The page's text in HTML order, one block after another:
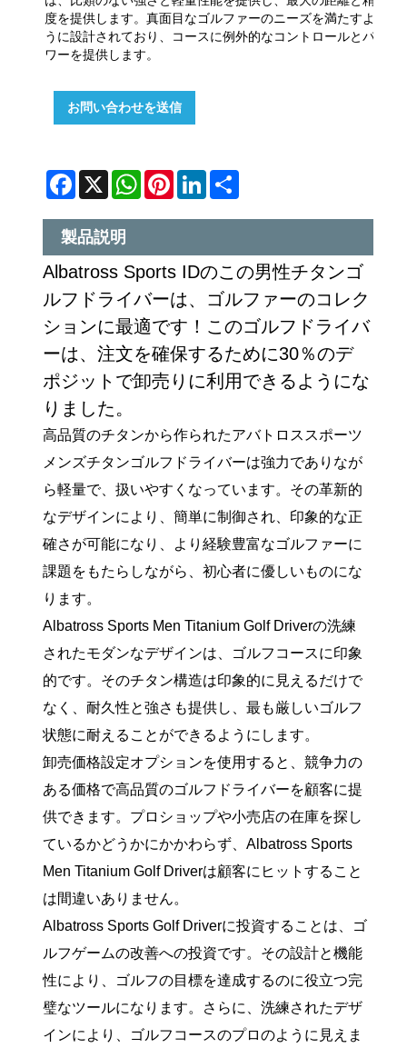
度を提供します。真面目なゴルファーのニーズを満たすよ
うに設計されており、コースに例外的なコントロールとパ
ワーを提供します。
お問い合わせを送信
Facebook
X WhatsApp
Pinterest
LinkedIn
製品説明
Albatross Sports IDのこの男性チタンゴ
ルフドライバーは、ゴルファーのコレク
ションに最適です！このゴルフドライバ
ーは、注文を確保するために30％のデ
ポジットで卸売りに利用できるようにな
りました。
高品質のチタンから作られたアバトロススポーツ
メンズチタンゴルフドライバーは強力でありなが
ら軽量で、扱いやすくなっています。その革新的
なデザインにより、簡単に制御され、印象的な正
確さが可能になり、より経験豊富なゴルファーに
課題をもたらしながら、初心者に優しいものにな
ります。
Albatross Sports Men Titanium Golf Driverの洗練
されたモダンなデザインは、ゴルフコースに印象
的です。そのチタン構造は印象的に見えるだけで
なく、耐久性と強さも提供し、最も厳しいゴルフ
状態に耐えることができるようにします。
卸売価格設定オプションを使用すると、競争力の
ある価格で高品質のゴルフドライバーを顧客に提
供できます。プロショップや小売店の在庫を探し
ているかどうかにかかわらず、Albatross Sports
Men Titanium Golf Driverは顧客にヒットすること
は間違いありません。
Albatross Sports Golf Driverに投資することは、ゴ
ルフゲームの改善への投資です。その設計と機能
性により、ゴルフの目標を達成するのに役立つ完
璧なツールになります。さらに、洗練されたデザ
インにより、ゴルフコースのプロのように見えま